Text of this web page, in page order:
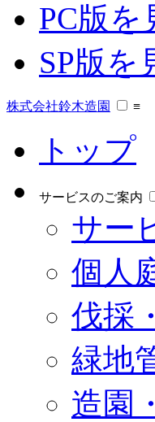
PC版を
SP版を
株式会社鈴木造園 ≡
トップ
サービスのご案内
サー
個人
伐採
緑地
造園